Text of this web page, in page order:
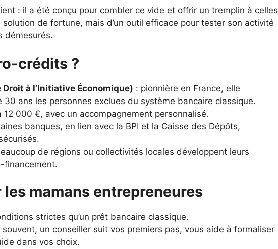
: il a été conçu pour combler ce vide et offrir un tremplin à celles
solution de fortune, mais d’un outil efficace pour tester son activité
démesurés.
crédits ?
à l’Initiative Économique) : pionnière en France, elle
30 ans les personnes exclues du système bancaire classique.
12 000 €, avec un accompagnement personnalisé.
banques, en lien avec la BPI et la Caisse des Dépôts,
de régions ou collectivités locales développent leurs
financement.
mamans entrepreneures
strictes qu’un prêt bancaire classique.
souvent, un conseiller suit vos premiers pas, vous aide à formaliser
dans vos choix.